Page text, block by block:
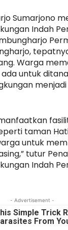
Sumarjono
Indah
Warga
untuk
taman
untuk
tutur
Indah
- Advertisement -
Simple Trick
From